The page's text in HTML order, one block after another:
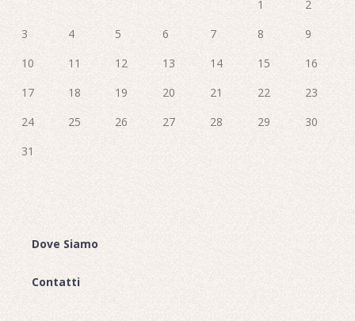
1
2
3
4 5 6 7 8
9
10
11 12 13 14 15
16
17
18 19 20 21 22
23
24
25 26 27 28 29
30
31
Dove Siamo
Contatti